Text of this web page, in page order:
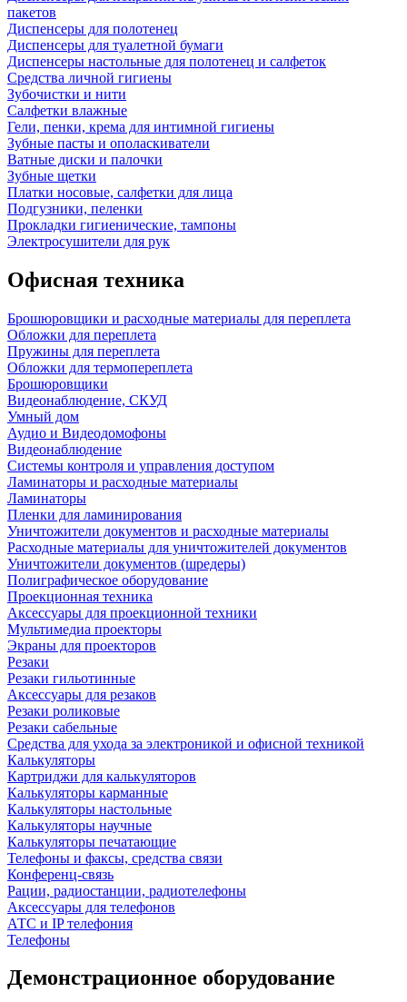
пакетов
Диспенсеры для полотенец
Диспенсеры для туалетной бумаги
Диспенсеры настольные для полотенец и салфеток
Средства личной гигиены
Зубочистки и нити
Салфетки влажные
Гели, пенки, крема для интимной гигиены
Зубные пасты и ополаскиватели
Ватные диски и палочки
Зубные щетки
Платки носовые, салфетки для лица
Подгузники, пеленки
Прокладки гигиенические, тампоны
Электросушители для рук
Офисная техника
Брошюровщики и расходные материалы для переплета
Обложки для переплета
Пружины для переплета
Обложки для термопереплета
Брошюровщики
Видеонаблюдение, СКУД
Умный дом
Аудио и Видеодомофоны
Видеонаблюдение
Системы контроля и управления доступом
Ламинаторы и расходные материалы
Ламинаторы
Пленки для ламинирования
Уничтожители документов и расходные материалы
Расходные материалы для уничтожителей документов
Уничтожители документов (шредеры)
Полиграфическое оборудование
Проекционная техника
Аксессуары для проекционной техники
Мультимедиа проекторы
Экраны для проекторов
Резаки
Резаки гильотинные
Аксессуары для резаков
Резаки роликовые
Резаки сабельные
Средства для ухода за электроникой и офисной техникой
Калькуляторы
Картриджи для калькуляторов
Калькуляторы карманные
Калькуляторы настольные
Калькуляторы научные
Калькуляторы печатающие
Телефоны и факсы, средства связи
Конференц-связь
Рации, радиостанции, радиотелефоны
Аксессуары для телефонов
АТС и IP телефония
Телефоны
Демонстрационное оборудование